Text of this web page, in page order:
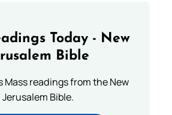
Today - New
Bible
Mass readings from the New
Jerusalem Bible.